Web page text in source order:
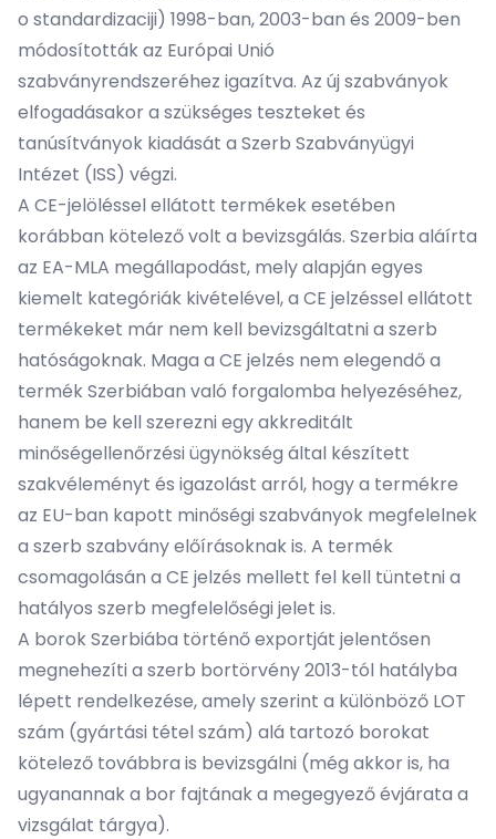
o standardizaciji) 1998-ban, 2003-ban és 2009-ben
módosították az Európai Unió
szabványrendszeréhez igazítva. Az új szabványok
elfogadásakor a szükséges teszteket és
tanúsítványok kiadását a Szerb Szabványügyi
Intézet (ISS) végzi.
A CE-jelöléssel ellátott termékek esetében
korábban kötelező volt a bevizsgálás. Szerbia aláírta
az EA-MLA megállapodást, mely alapján egyes
kiemelt kategóriák kivételével, a CE jelzéssel ellátott
termékeket már nem kell bevizsgáltatni a szerb
hatóságoknak. Maga a CE jelzés nem elegendő a
termék Szerbiában való forgalomba helyezéséhez,
hanem be kell szerezni egy akkreditált
minőségellenőrzési ügynökség által készített
szakvéleményt és igazolást arról, hogy a termékre
az EU-ban kapott minőségi szabványok megfelelnek
a szerb szabvány előírásoknak is. A termék
csomagolásán a CE jelzés mellett fel kell tüntetni a
hatályos szerb megfelelőségi jelet is.
A borok Szerbiába történő exportját jelentősen
megnehezíti a szerb bortörvény 2013-tól hatályba
lépett rendelkezése, amely szerint a különböző LOT
szám (gyártási tétel szám) alá tartozó borokat
kötelező továbbra is bevizsgálni (még akkor is, ha
ugyanannak a bor fajtának a megegyező évjárata a
vizsgálat tárgya).